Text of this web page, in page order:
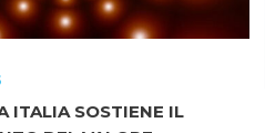
ITALIA SOSTIENE IL